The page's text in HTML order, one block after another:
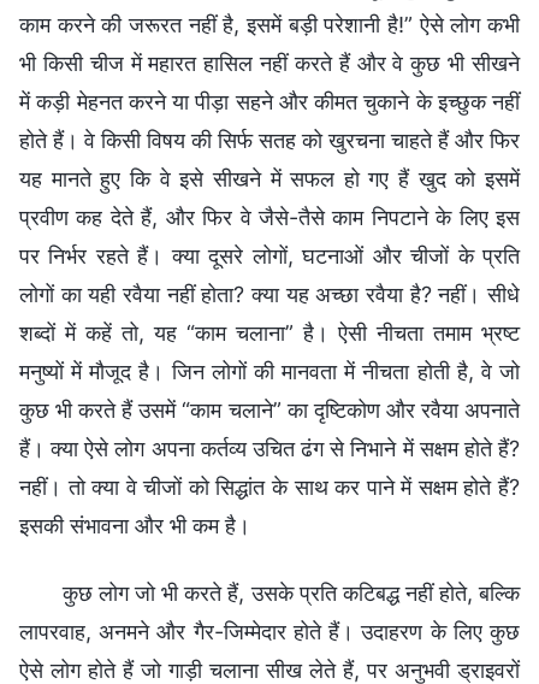
काम करने की जरूरत नहीं है, इसमें बड़ी परेशानी है!” ऐसे लोग कभी
भी किसी चीज में महारत हासिल नहीं करते हैं और वे कुछ भी सीखने
में कड़ी मेहनत करने या पीड़ा सहने और कीमत चुकाने के इच्छुक नहीं
होते हैं। वे किसी विषय की सिर्फ सतह को खुरचना चाहते हैं और फिर
यह मानते हुए कि वे इसे सीखने में सफल हो गए हैं खुद को इसमें
प्रवीण कह देते हैं, और फिर वे जैसे-तैसे काम निपटाने के लिए इस
पर निर्भर रहते हैं। क्या दूसरे लोगों, घटनाओं और चीजों के प्रति
लोगों का यही रवैया नहीं होता? क्या यह अच्छा रवैया है? नहीं। सीधे
शब्दों में कहें तो, यह “काम चलाना” है। ऐसी नीचता तमाम भ्रष्ट
मनुष्यों में मौजूद है। जिन लोगों की मानवता में नीचता होती है, वे जो
कुछ भी करते हैं उसमें “काम चलाने” का दृष्टिकोण और रवैया अपनाते
हैं। क्या ऐसे लोग अपना कर्तव्य उचित ढंग से निभाने में सक्षम होते हैं?
नहीं। तो क्या वे चीजों को सिद्धांत के साथ कर पाने में सक्षम होते हैं?
इसकी संभावना और भी कम है।
कुछ लोग जो भी करते हैं, उसके प्रति कटिबद्ध नहीं होते, बल्कि
लापरवाह, अनमने और गैर-जिम्मेदार होते हैं। उदाहरण के लिए कुछ
ऐसे लोग होते हैं जो गाड़ी चलाना सीख लेते हैं, पर अनुभवी ड्राइवरों